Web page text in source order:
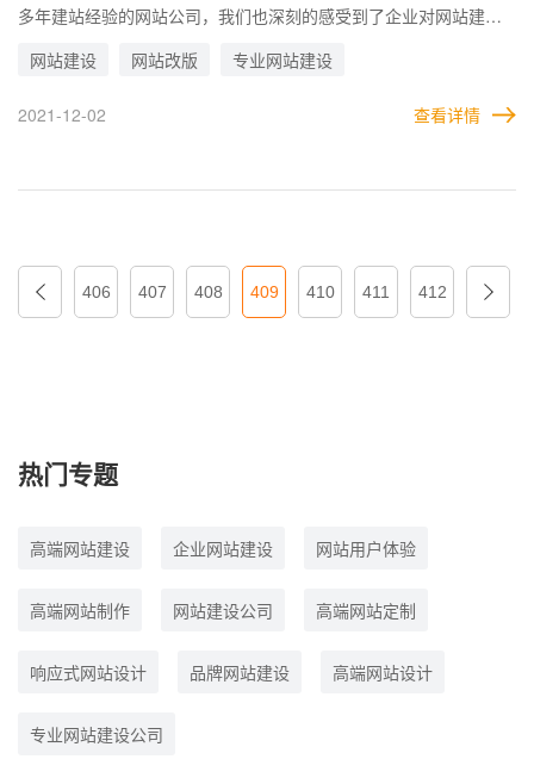
多年建站经验的网站公司，我们也深刻的感受到了企业对网站建设
版还是二次改版亦或是很多次改版，在使用的过程中，一次比一次
重视网站建设，可能企业第一次做网站建设，对网站建设的概念比
针对企业的需求，每一次改版都是更进一步，我们从企业网站改版
网站建设 网站改版 专业网站建设
2021-12-02 查看详情
406 407 408 409 410 411 412
热门专题
高端网站建设 企业网站建设 网站用户体验
高端网站制作 网站建设公司 高端网站定制
响应式网站设计 品牌网站建设 高端网站设计
专业网站建设公司